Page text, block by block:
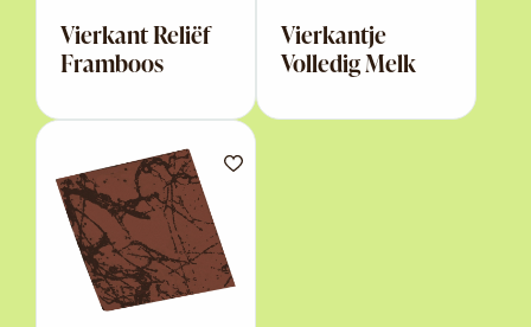
Vierkant Reliëf
Framboos
Vierkantje
Volledig Melk